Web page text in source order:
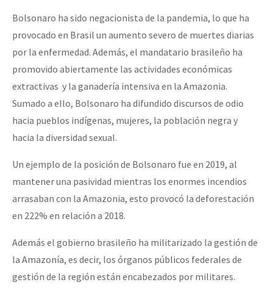
Bolsonaro ha sido negacionista de la pandemia, lo que ha
provocado en Brasil un aumento severo de muertes diarias
por la enfermedad. Además, el mandatario brasileño ha
promovido abiertamente las actividades económicas
extractivas y la ganadería intensiva en la Amazonia.
Sumado a ello, Bolsonaro ha difundido discursos de odio
hacia pueblos indígenas, mujeres, la población negra y
hacia la diversidad sexual.
Un ejemplo de la posición de Bolsonaro fue en 2019, al
mantener una pasividad mientras los enormes incendios
arrasaban con la Amazonia, esto provocó la deforestación
en 222% en relación a 2018.
Además el gobierno brasileño ha militarizado la gestión de
la Amazonía, es decir, los órganos públicos federales de
gestión de la región están encabezados por militares.